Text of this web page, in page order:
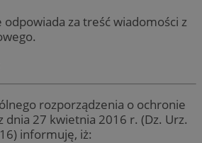
odpowiada za treść wiadomości z
rozporządzenia o ochronie
dnia 27 kwietnia 2016 r. (Dz. Urz.
informuję, iż: